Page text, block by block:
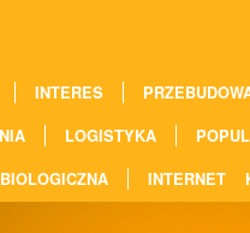
INTERES
LOGISTYKA
INTERNET